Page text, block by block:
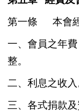
第一條 本會經
一、會員之年
整。
二、利息之收入
三、各式捐款及